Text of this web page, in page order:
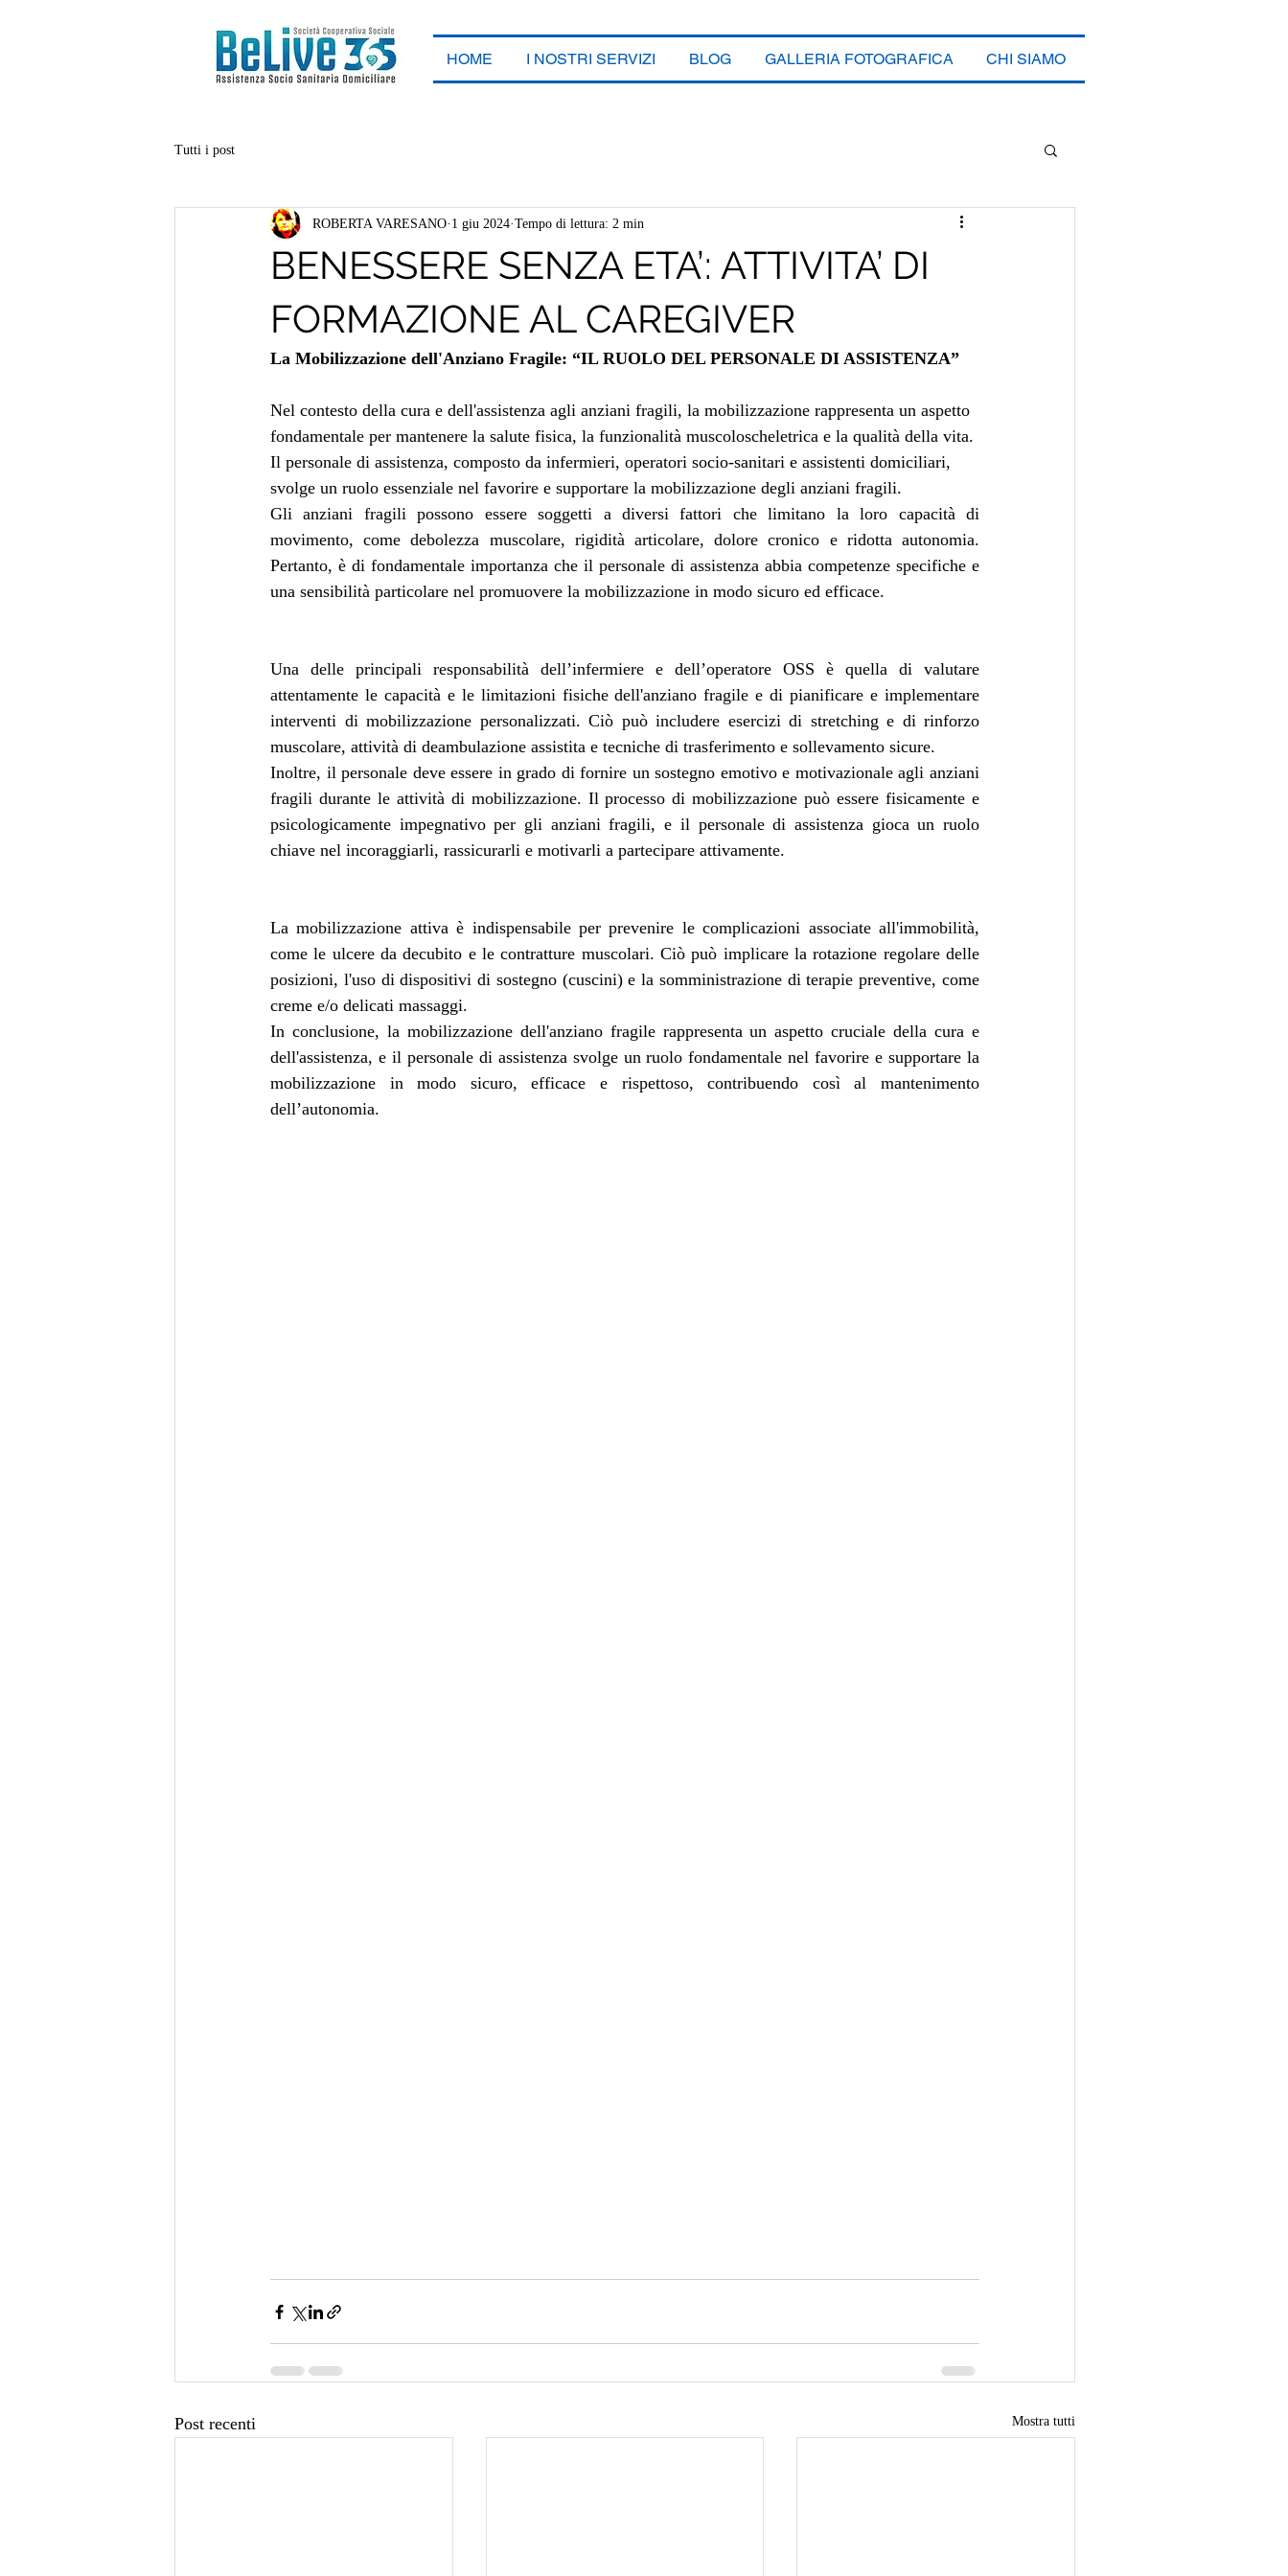
HOME I NOSTRI SERVIZI BLOG GALLERIA FOTOGRAFICA CHI SIAMO
Tutti i post
BENESSERE SENZA ETA’: ATTIVITA’ DI
FORMAZIONE AL CAREGIVER
ROBERTA VARESANO 1 giu 2024 Tempo di lettura: 2 min
La Mobilizzazione dell'Anziano Fragile: “IL RUOLO DEL PERSONALE DI ASSISTENZA”
Nel contesto della cura e dell'assistenza agli anziani fragili, la mobilizzazione rappresenta un aspetto
fondamentale per mantenere la salute fisica, la funzionalità muscoloscheletrica e la qualità della vita.
Il personale di assistenza, composto da infermieri, operatori socio-sanitari e assistenti domiciliari,
svolge un ruolo essenziale nel favorire e supportare la mobilizzazione degli anziani fragili.
Gli anziani fragili possono essere soggetti a diversi fattori che limitano la loro capacità di
movimento, come debolezza muscolare, rigidità articolare, dolore cronico e ridotta autonomia.
Pertanto, è di fondamentale importanza che il personale di assistenza abbia competenze specifiche e
una sensibilità particolare nel promuovere la mobilizzazione in modo sicuro ed efficace.
Una delle principali responsabilità dell’infermiere e dell’operatore OSS è quella di valutare
attentamente le capacità e le limitazioni fisiche dell'anziano fragile e di pianificare e implementare
interventi di mobilizzazione personalizzati. Ciò può includere esercizi di stretching e di rinforzo
muscolare, attività di deambulazione assistita e tecniche di trasferimento e sollevamento sicure.
Inoltre, il personale deve essere in grado di fornire un sostegno emotivo e motivazionale agli anziani
fragili durante le attività di mobilizzazione. Il processo di mobilizzazione può essere fisicamente e
psicologicamente impegnativo per gli anziani fragili, e il personale di assistenza gioca un ruolo
chiave nel incoraggiarli, rassicurarli e motivarli a partecipare attivamente.
La mobilizzazione attiva è indispensabile per prevenire le complicazioni associate all'immobilità,
come le ulcere da decubito e le contratture muscolari. Ciò può implicare la rotazione regolare delle
posizioni, l'uso di dispositivi di sostegno (cuscini) e la somministrazione di terapie preventive, come
creme e/o delicati massaggi.
In conclusione, la mobilizzazione dell'anziano fragile rappresenta un aspetto cruciale della cura e
dell'assistenza, e il personale di assistenza svolge un ruolo fondamentale nel favorire e supportare la
mobilizzazione in modo sicuro, efficace e rispettoso, contribuendo così al mantenimento
dell’autonomia.
Post recenti Mostra tutti